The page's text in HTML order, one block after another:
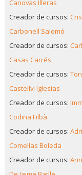
Canovas Illeras
Creador de cursos:
Carbonell Salomó
Creador de cursos:
Casas Carrés
Creador de cursos:
Castellvi Iglesias
Creador de cursos:
Codina Filbà
Creador de cursos:
Comellas Boleda
Creador de cursos: